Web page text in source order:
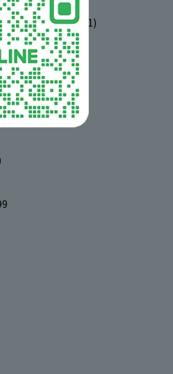
(捷運景美站-出口1)
隆夜市)